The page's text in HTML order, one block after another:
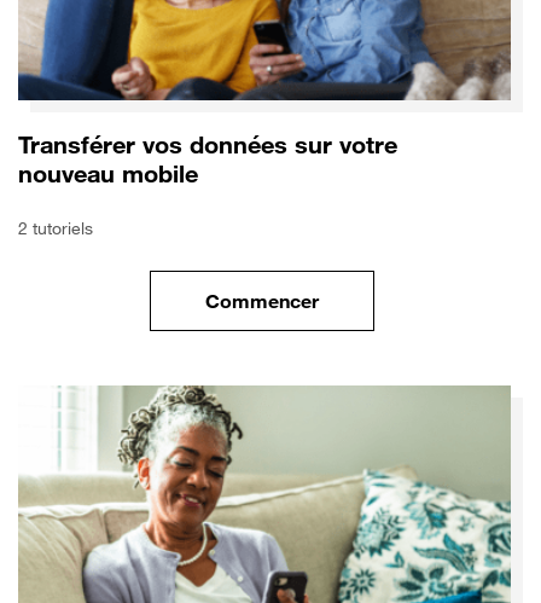
Transférer vos données sur votre
nouveau mobile
2 tutoriels
Commencerle tuto pour Transférer vos